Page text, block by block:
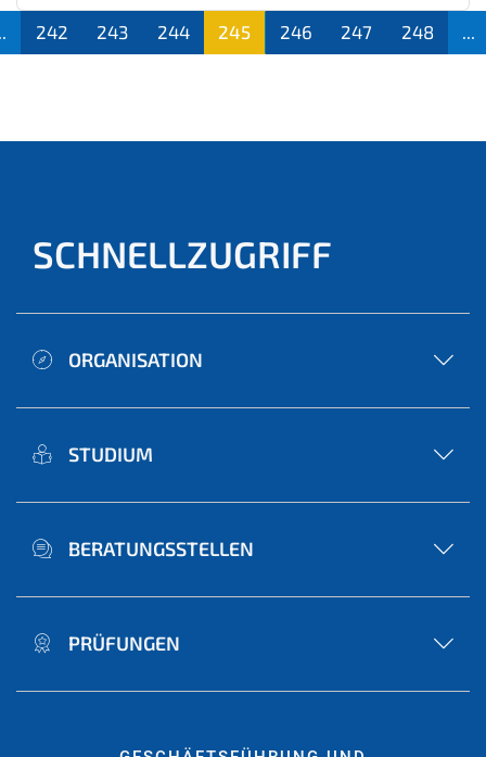
242 243 244
245
246 247 248 ...
SCHNELLZUGRIFF
ORGANISATION
STUDIUM
BERATUNGSSTELLEN
PRÜFUNGEN